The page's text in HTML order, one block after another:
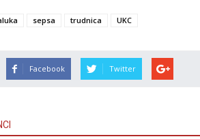
sepsa trudnica UKC
Facebook Twitter